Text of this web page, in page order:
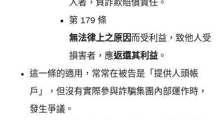
人者，負詐欺賠償責任。
第 179 條
無法律上之原因而受利益，致他人受
損害者，應返還其利益 。
這一條的適用，常常在被告是「提供人頭帳
戶」，但沒有實際參與詐騙集團內部運作時，
發生爭議。